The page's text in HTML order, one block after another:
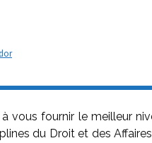
fournir le meilleur
du Droit et des